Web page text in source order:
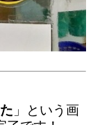
」という画